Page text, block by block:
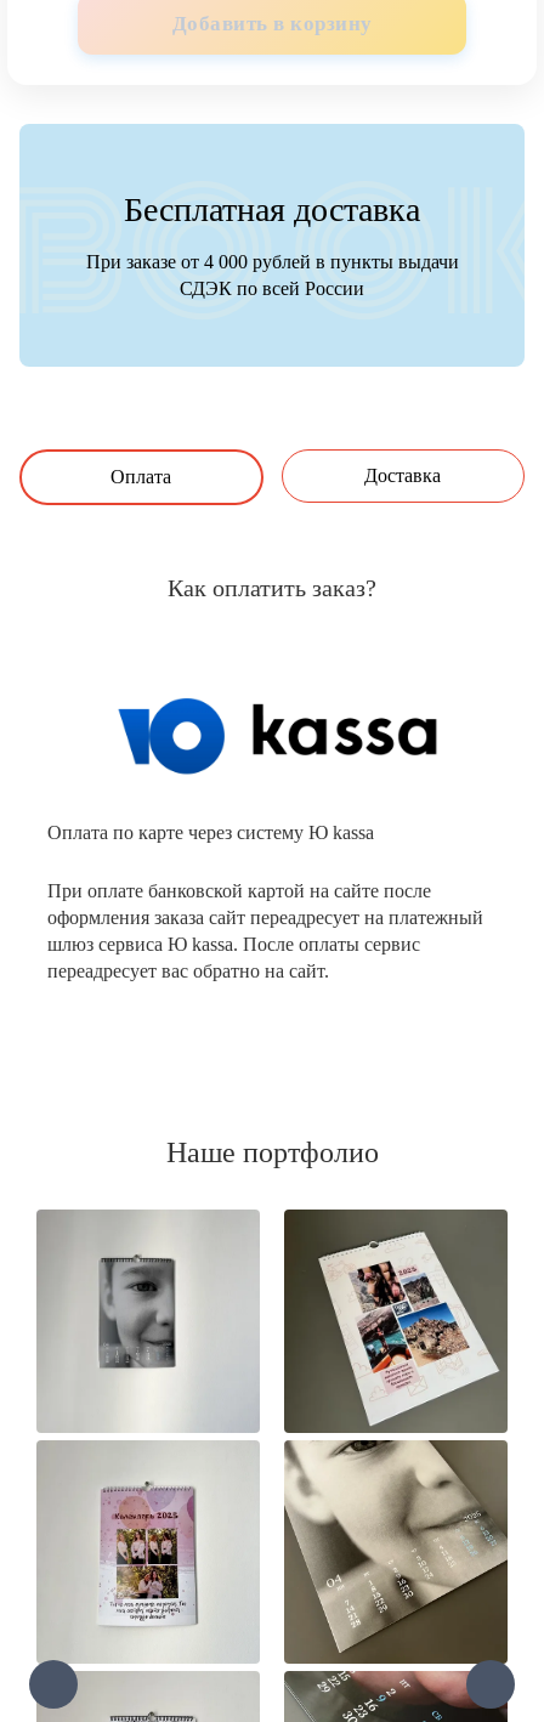
Добавить в корзину
Бесплатная доставка
При заказе от 4 000 рублей в пункты выдачи
СДЭК по всей России
Оплата Доставка
Как оплатить заказ?
Оплата по карте через систему Ю kassa
При оплате банковской картой на сайте после
оформления заказа сайт переадресует на платежный
шлюз сервиса Ю kassa. После оплаты сервис
переадресует вас обратно на сайт.
Наше портфолио